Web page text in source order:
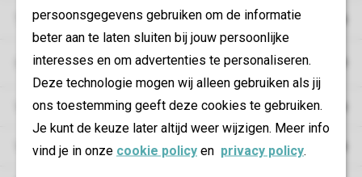
persoonsgegevens gebruiken om de informatie
beter aan te laten sluiten bij jouw persoonlijke
interesses en om advertenties te personaliseren.
Deze technologie mogen wij alleen gebruiken als jij
ons toestemming geeft deze cookies te gebruiken.
Je kunt de keuze later altijd weer wijzigen. Meer info
vind je in onze cookie policy en privacy policy.
Type vakantie
Campings
Vakantieverblijf
Verblijf